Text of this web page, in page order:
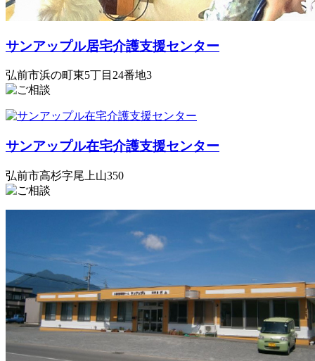
サンアップル居宅介護支援センター
弘前市浜の町東5丁目24番地3
サンアップル在宅介護支援センター
弘前市高杉字尾上山350